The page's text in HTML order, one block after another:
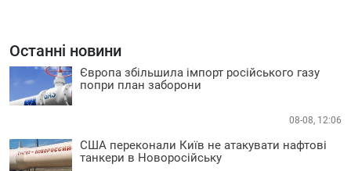
Останні новини
Європа збільшила імпорт російського газу
попри план заборони
08-08, 12:06
США переконали Київ не атакувати нафтові
танкери в Новоросійську